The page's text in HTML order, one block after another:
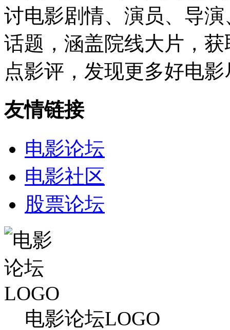
讨电影剧情、演员、导
话题，涵盖院线大片，
点影评，发现更多好电
友情链接
电影论坛
电影社区
股票论坛
电影论坛LOGO